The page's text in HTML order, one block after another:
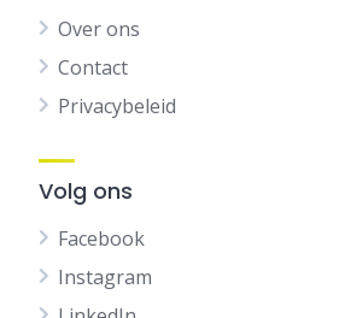
Over ons
Contact
Privacybeleid
Volg ons
Facebook
Instagram